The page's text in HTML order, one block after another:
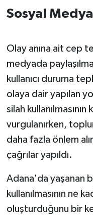
Sosyal
Olay anına ait cep
medyada
kullanıcı duruma
olaya dair yapılan
silah
vurgulanırken,
daha fazla önlem
çağrılar yapıldı.
Adana'da yaşanan
kullanılmasının ne
oluşturduğunu bir